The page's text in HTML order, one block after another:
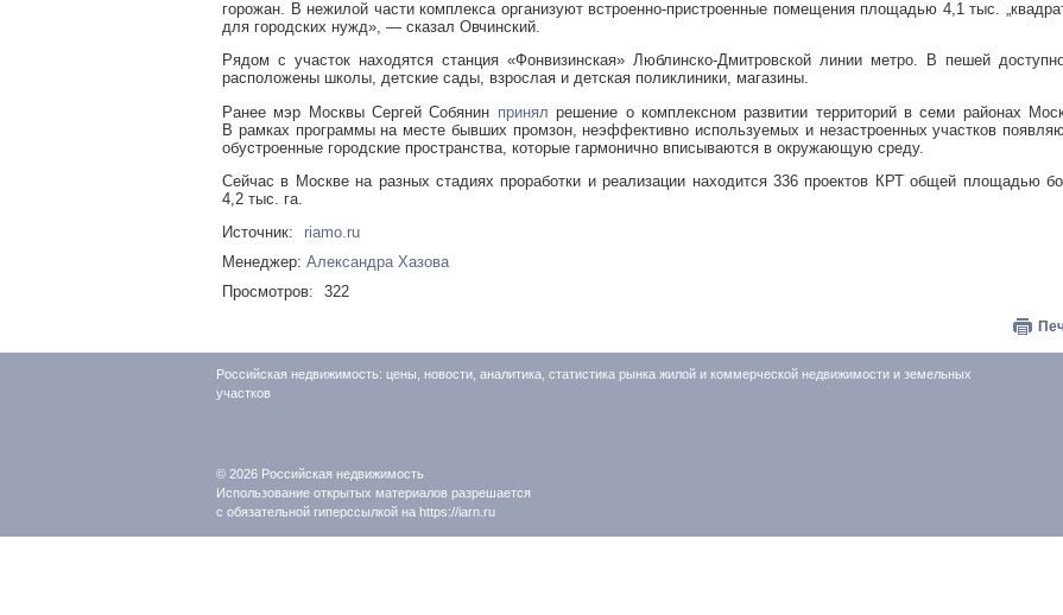
горожан. В нежилой части комплекса организуют встроенно-пристроенные помещения площадью 4,1 тыс.
для городских нужд», — сказал Овчинский.
Рядом с участок находятся станция «Фонвизинская» Люблинско-Дмитровской линии метро. В пешей
расположены школы, детские сады, взрослая и детская поликлиники, магазины.
Ранее мэр Москвы Сергей Собянин принял решение о комплексном развитии территорий в семи районах
В рамках программы на месте бывших промзон, неэффективно используемых и незастроенных участков
обустроенные городские пространства, которые гармонично вписываются в окружающую среду.
Сейчас в Москве на разных стадиях проработки и реализации находится 336 проектов КРТ общей площадью
4,2 тыс. га.
Источник:
riamo.ru
Менеджер: Александра Хазова
Просмотров:
322
Российская недвижимость: цены, новости, аналитика, статистика рынка жилой и коммерческой недвижимости и земельных
участков
© 2026 Российская недвижимость
Использование открытых материалов разрешается
с обязательной гиперссылкой на https://iarn.ru